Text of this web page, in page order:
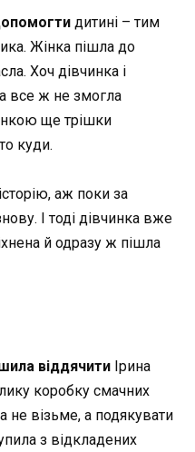
дитині – тим
Жінка пішла до
Хоч дівчинка і
все ж не змогла
ще трішки
куди.
аж поки за
І тоді дівчинка вже
й одразу ж пішла
віддячити Ірина
коробку смачних
не візьме, а подякувати
з відкладених